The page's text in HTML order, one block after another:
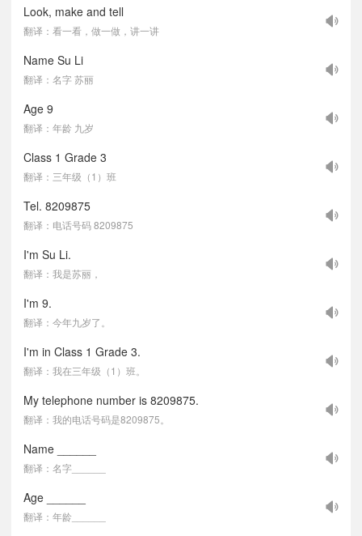
Look, make and tell
翻译：看一看，做一做，讲一讲
Name Su Li
翻译：名字 苏丽
Age 9
翻译：年龄 九岁
Class 1 Grade 3
翻译：三年级（1）班
Tel. 8209875
翻译：电话号码 8209875
I'm Su Li.
翻译：我是苏丽，
I'm 9.
翻译：今年九岁了。
I'm in Class 1 Grade 3.
翻译：我在三年级（1）班。
My telephone number is 8209875.
翻译：我的电话号码是8209875。
Name ______
翻译：名字______
Age ______
翻译：年龄______